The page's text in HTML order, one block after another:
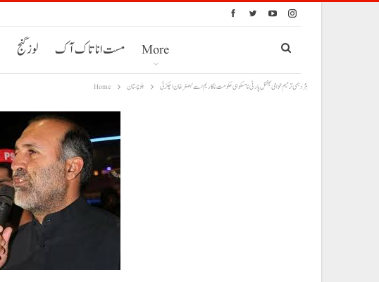
لوز گنج مست انا تاک آک More
Home بلوچستان ہژدہمی ترمیم عوامی نیشنل پارٹی نا مسکوہی حکومت نا کاریم اسے‘اصغرخان اچکزئی